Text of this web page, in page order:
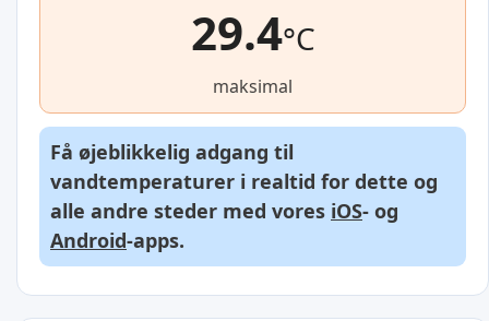
29.4°C
maksimal
Få øjeblikkelig adgang til
vandtemperaturer i realtid for dette og
alle andre steder med vores iOS- og
Android-apps.